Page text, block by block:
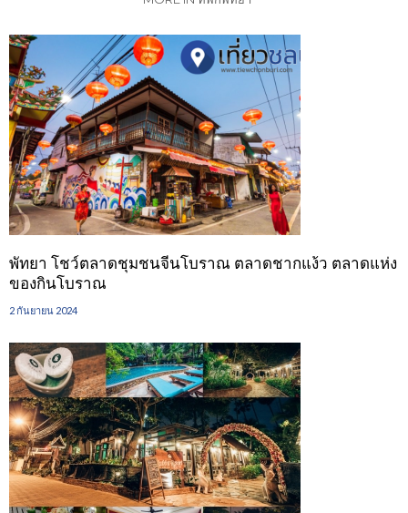
พัทยา โชว์ตลาดชุมชนจีนโบราณ ตลาดชากแง้ว ตลาดแห่ง
ของกินโบราณ
2 กันยายน 2024